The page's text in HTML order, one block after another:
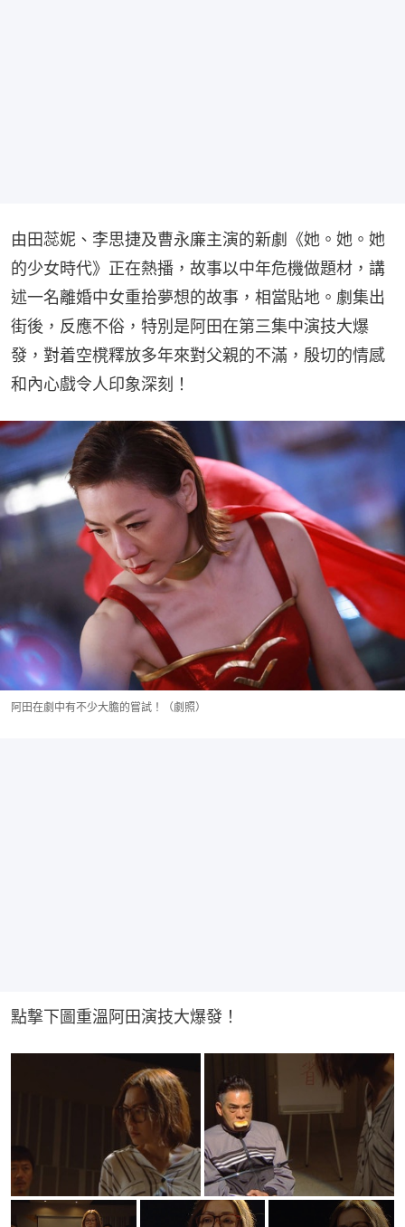
由田蕊妮、李思捷及曹永廉主演的新劇《她。她。她
的少女時代》正在熱播，故事以中年危機做題材，講
述一名離婚中女重拾夢想的故事，相當貼地。劇集出
街後，反應不俗，特別是阿田在第三集中演技大爆
發，對着空櫈釋放多年來對父親的不滿，殷切的情感
和內心戲令人印象深刻！
阿田在劇中有不少大膽的嘗試！（劇照）
點撃下圖重溫阿田演技大爆發！